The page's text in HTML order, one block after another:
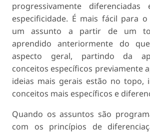
progressivamente
especificidade. É mais fácil para
um assunto a partir de um
aprendido anteriormente do
aspecto geral, partindo da
conceitos específicos previamente
ideias mais gerais estão no topo,
conceitos mais específicos e
Quando os assuntos são
com os princípios de